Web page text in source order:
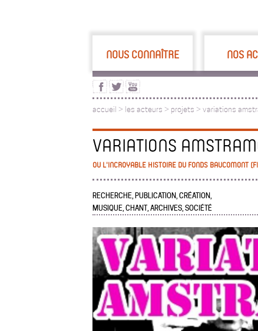
NOUS CONNAÎTRE NOS
accueil > les acteurs > projets > variations
VARIATIONS
OU L'INCROYABLE HISTOIRE DU FONDS BAUCOMONT
RECHERCHE, PUBLICATION, CRÉATION,
MUSIQUE, CHANT, ARCHIVES, SOCIÉTÉ